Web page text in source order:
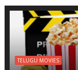
TELUGU MOVIES